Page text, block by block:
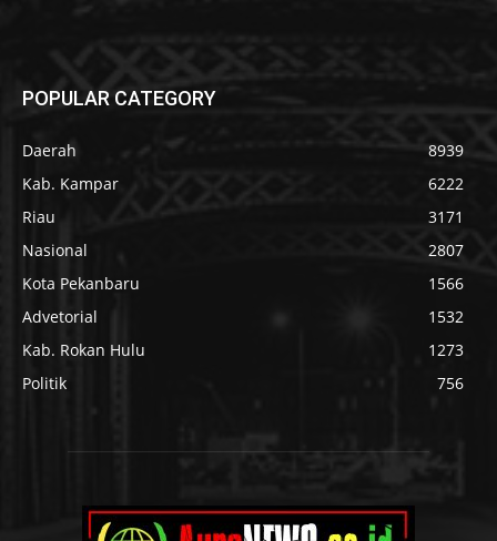
POPULAR CATEGORY
Daerah
8939
Kab. Kampar
6222
Riau
3171
Nasional
2807
Kota Pekanbaru
1566
Advetorial
1532
Kab. Rokan Hulu
1273
Politik
756